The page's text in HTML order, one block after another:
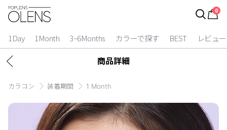
0
1Day 1Month 3~6Months カラーで探す BEST レビュー
ログイン
|
お得逃しています。
カラコン比較
商品詳細
カラコン 装着期間 1 Month